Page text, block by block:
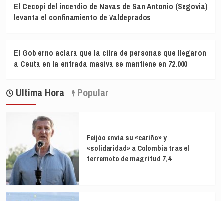
El Cecopi del incendio de Navas de San Antonio (Segovia)
levanta el confinamiento de Valdeprados
El Gobierno aclara que la cifra de personas que llegaron
a Ceuta en la entrada masiva se mantiene en 72.000
Ultima Hora Popular
Feijóo envía su «cariño» y
«solidaridad» a Colombia tras el
terremoto de magnitud 7,4